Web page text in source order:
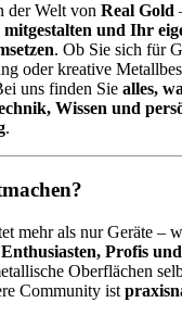
der Welt von Real Gold
und Ihr
. Ob Sie sich für
oder kreative
uns finden Sie alles,
Wissen und
.
mehr als nur Geräte –
Profis
Oberflächen
Community ist